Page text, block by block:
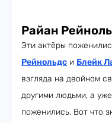
Райан
Эти актёры
Рейнольдс и Блейк
взгляда на двойном
другими людьми, а
поженились. Вот что